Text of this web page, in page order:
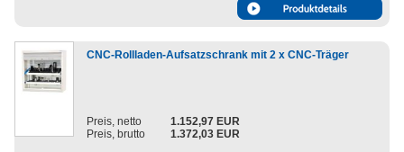
CNC-Rollladen-Aufsatzschrank mit 2 x CNC-Träger
Preis, netto
1.152,97 EUR
Preis, brutto
1.372,03 EUR